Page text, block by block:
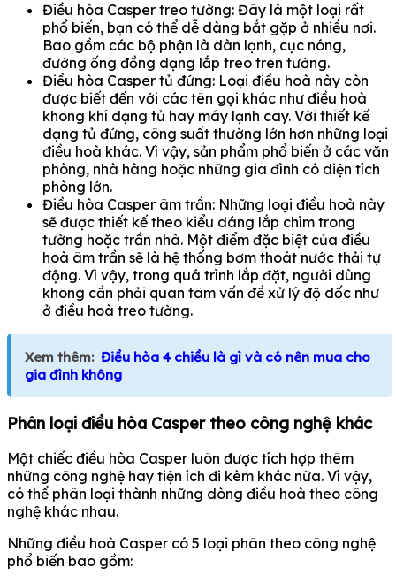
Điều hòa Casper treo tường: Đây là một loại rất
phổ biến, bạn có thể dễ dàng bắt gặp ở nhiều nơi.
Bao gồm các bộ phận là dàn lạnh, cục nóng,
đường ống đồng dạng lắp treo trên tường.
Điều hòa Casper tủ đứng: Loại điều hoà này còn
được biết đến với các tên gọi khác như điều hoà
không khí dạng tủ hay máy lạnh cây. Với thiết kế
dạng tủ đứng, công suất thường lớn hơn những loại
điều hoà khác. Vì vậy, sản phẩm phổ biến ở các văn
phòng, nhà hàng hoặc những gia đình có diện tích
phòng lớn.
Điều hòa Casper âm trần: Những loại điều hoà này
sẽ được thiết kế theo kiểu dáng lắp chìm trong
tường hoặc trần nhà. Một điểm đặc biệt của điều
hoà âm trần sẽ là hệ thống bơm thoát nước thải tự
động. Vì vậy, trong quá trình lắp đặt, người dùng
không cần phải quan tâm vấn đề xử lý độ dốc như
ở điều hoà treo tường.
Xem thêm: Điều hòa 4 chiều là gì và có nên mua cho
gia đình không
Phân loại điều hòa Casper theo công nghệ khác
Một chiếc điều hòa Casper luôn được tích hợp thêm
những công nghệ hay tiện ích đi kèm khác nữa. Vì vậy,
có thể phân loại thành những dòng điều hoà theo công
nghệ khác nhau.
Những điều hoà Casper có 5 loại phân theo công nghệ
phổ biến bao gồm: